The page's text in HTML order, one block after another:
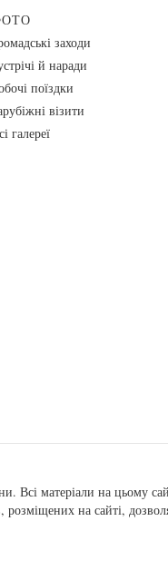
заходи
й наради
поїздки
візити
галереї
Всі матеріали на цьому
розміщених на сайті,